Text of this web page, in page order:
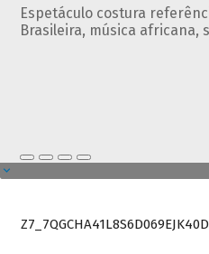
Espetáculo costura
Brasileira, música africana,